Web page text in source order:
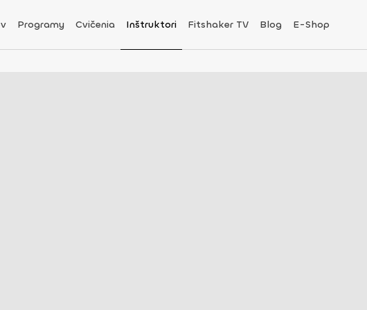
Programy Cvičenia Inštruktori Fitshaker TV Blog E-Shop